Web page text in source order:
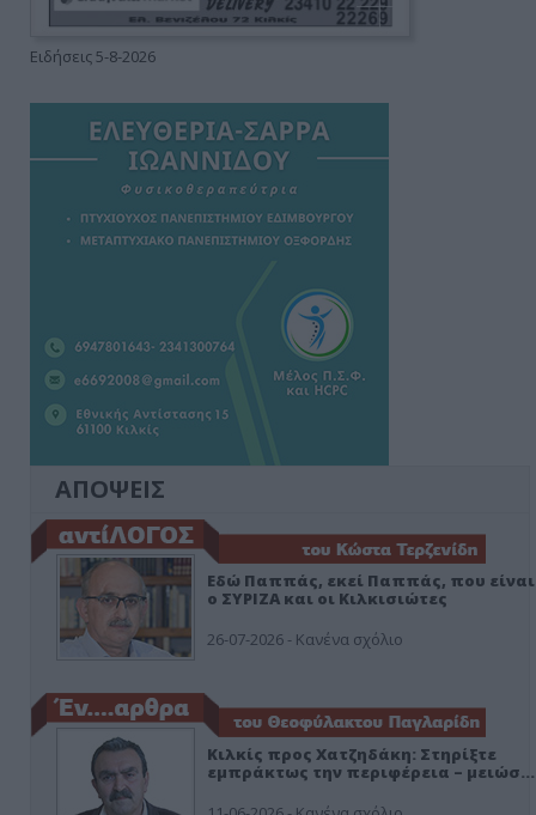
Ειδήσεις 5-8-2026
ΑΠΟΨΕΙΣ
Εδώ Παππάς, εκεί Παππάς, που είναι
ο ΣΥΡΙΖΑ και οι Κιλκισιώτες
26-07-2026 - Κανένα σχόλιο
Κιλκίς προς Χατζηδάκη: Στηρίξτε
εμπράκτως την περιφέρεια – μειώσ…